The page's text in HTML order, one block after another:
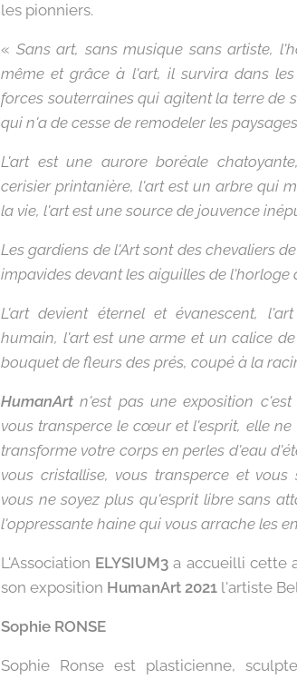
les pionniers.
« Sans art, sans musique sans artiste,
même et grâce à l'art, il survira dans
forces souterraines qui agitent la terre de
qui n'a de cesse de remodeler les
L'art est une aurore boréale
cerisier printanière, l'art est un arbre qui
la vie, l'art est une source de jouvence
Les gardiens de l'Art sont des chevaliers
impavides devant les aiguilles de l'horloge
L'art devient éternel et évanescent,
humain, l'art est une arme et un calice
bouquet de fleurs des prés, coupé à la
HumanArt n'est pas une exposition
vous transperce le cœur et l'esprit, elle ne
transforme votre corps en perles d'eau
vous cristallise, vous transperce et
vous ne soyez plus qu'esprit libre sans
l'oppressante haine qui vous arrache les
L'Association ELYSIUM3 a accueilli cette
son exposition HumanArt 2021 l'artiste
Sophie RONSE
Sophie Ronse est plasticienne,